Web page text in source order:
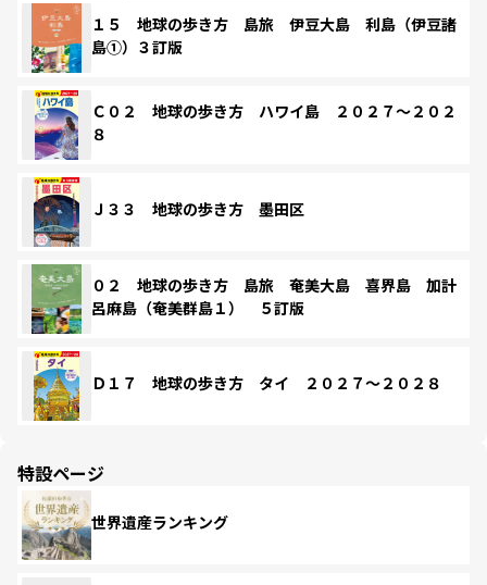
１５ 地球の歩き方 島旅 伊豆大島 利島（伊豆諸
島①）３訂版
Ｃ０２ 地球の歩き方 ハワイ島 ２０２７～２０２
８
Ｊ３３ 地球の歩き方 墨田区
０２ 地球の歩き方 島旅 奄美大島 喜界島 加計
呂麻島（奄美群島１） ５訂版
Ｄ１７ 地球の歩き方 タイ ２０２７～２０２８
特設ページ
世界遺産ランキング